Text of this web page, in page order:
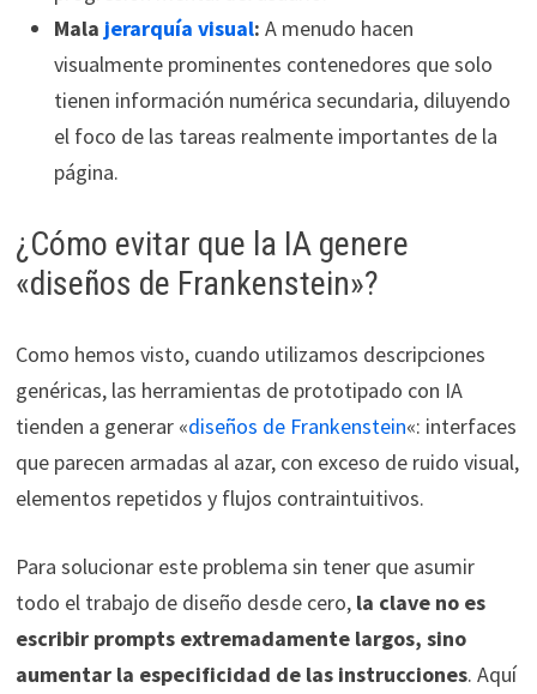
Mala jerarquía visual: A menudo hacen
visualmente prominentes contenedores que solo
tienen información numérica secundaria, diluyendo
el foco de las tareas realmente importantes de la
página.
¿Cómo evitar que la IA genere
«diseños de Frankenstein»?
Como hemos visto, cuando utilizamos descripciones
genéricas, las herramientas de prototipado con IA
tienden a generar «diseños de Frankenstein«: interfaces
que parecen armadas al azar, con exceso de ruido visual,
elementos repetidos y flujos contraintuitivos.
Para solucionar este problema sin tener que asumir
todo el trabajo de diseño desde cero,la clave no es
escribir prompts extremadamente largos, sino
aumentar la especificidad de las instrucciones. Aquí